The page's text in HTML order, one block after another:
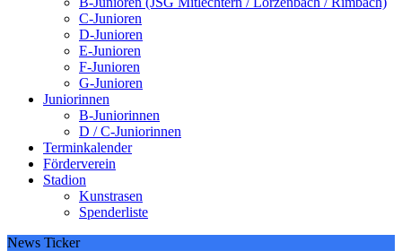
C-Junioren
D-Junioren
E-Junioren
F-Junioren
G-Junioren
Juniorinnen
B-Juniorinnen
D / C-Juniorinnen
Terminkalender
Förderverein
Stadion
Kunstrasen
Spenderliste
News Ticker